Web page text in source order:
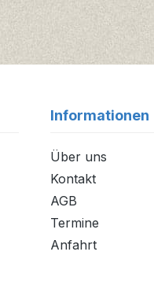
Informationen
Über uns
Kontakt
AGB
Termine
Anfahrt